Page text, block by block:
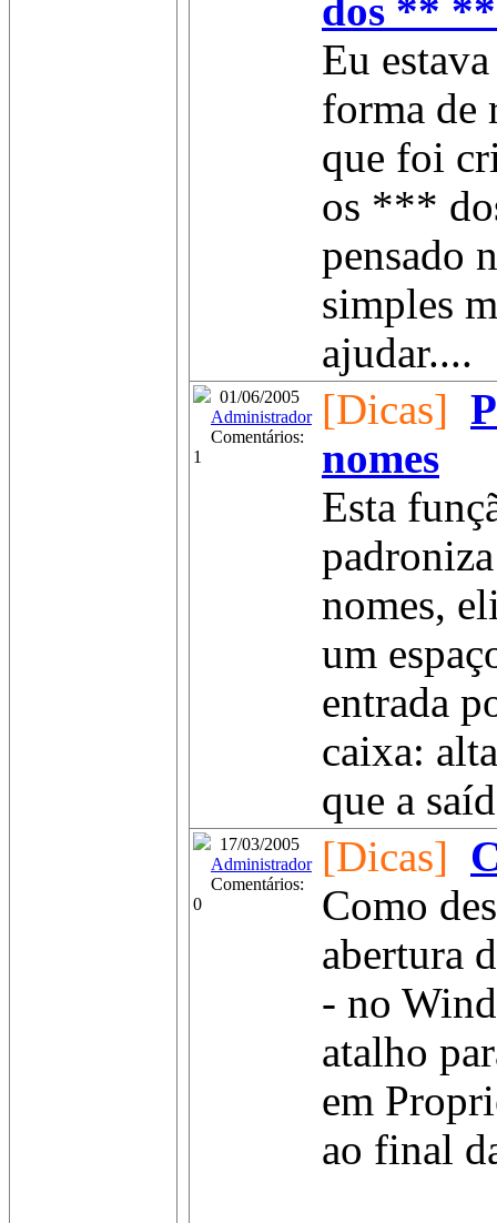
dos **
Eu
forma de
que foi
os ***
pensado
simples
ajudar....
01/06/2005
Administrador
Comentários:
1
[Dicas]
nomes
Esta
nomes,
um
entrada
caixa:
que a
17/03/2005
Administrador
Comentários:
0
[Dicas]
Como
abertura
- no
atalho
em
ao final